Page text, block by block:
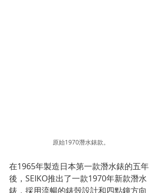
原始1970潛水錶款。
在1965年製造日本第一款潛水錶的五年
後，SEIKO推出了一款1970年新款潛水
錶，採用流暢的錶殼設計和四點鐘方向